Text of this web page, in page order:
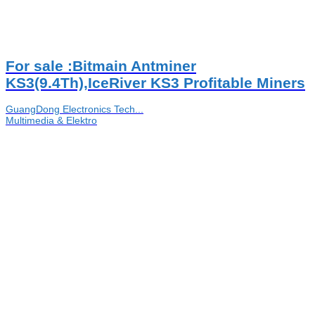
For sale :Bitmain Antminer
KS3(9.4Th),IceRiver KS3 Profitable Miners
GuangDong Electronics Tech...
Multimedia & Elektro